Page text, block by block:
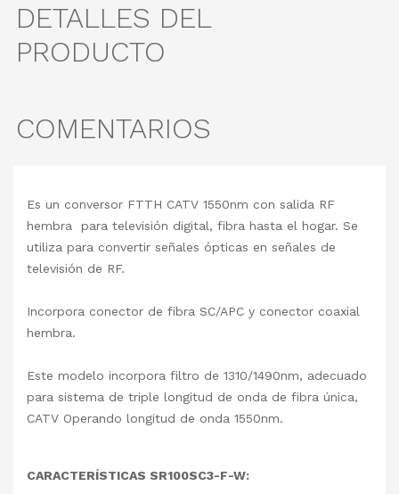
DETALLES DEL
PRODUCTO
COMENTARIOS
Es un conversor FTTH CATV 1550nm con salida RF
hembra para televisión digital, fibra hasta el hogar. Se
utiliza para convertir señales ópticas en señales de
televisión de RF.
Incorpora conector de fibra SC/APC y conector coaxial
hembra.
Este modelo incorpora filtro de 1310/1490nm, adecuado
para sistema de triple longitud de onda de fibra única,
CATV Operando longitud de onda 1550nm.
CARACTERÍSTICAS SR100SC3-F-W: